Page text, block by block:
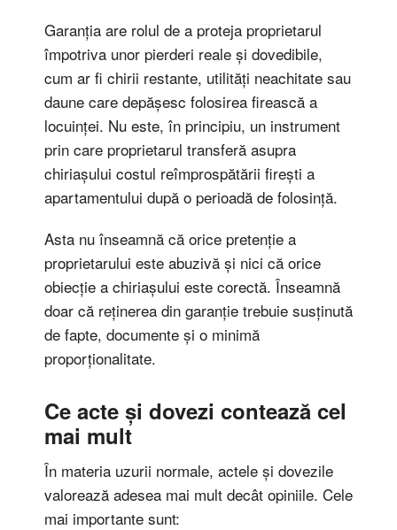
Garanția are rolul de a proteja proprietarul
împotriva unor pierderi reale și dovedibile,
cum ar fi chirii restante, utilități neachitate sau
daune care depășesc folosirea firească a
locuinței. Nu este, în principiu, un instrument
prin care proprietarul transferă asupra
chiriașului costul reîmprospătării firești a
apartamentului după o perioadă de folosință.
Asta nu înseamnă că orice pretenție a
proprietarului este abuzivă și nici că orice
obiecție a chiriașului este corectă. Înseamnă
doar că reținerea din garanție trebuie susținută
de fapte, documente și o minimă
proporționalitate.
Ce acte și dovezi contează cel
mai mult
În materia uzurii normale, actele și dovezile
valorează adesea mai mult decât opiniile. Cele
mai importante sunt: